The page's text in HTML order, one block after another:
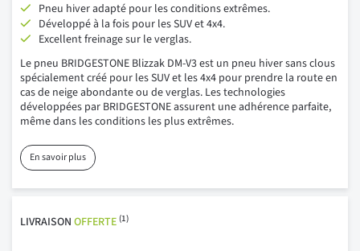
Pneu hiver adapté pour les conditions extrêmes.
Développé à la fois pour les SUV et 4x4.
Excellent freinage sur le verglas.
Le pneu BRIDGESTONE Blizzak DM-V3 est un pneu hiver sans clous
spécialement créé pour les SUV et les 4x4 pour prendre la route en
cas de neige abondante ou de verglas. Les technologies
développées par BRIDGESTONE assurent une adhérence parfaite,
même dans les conditions les plus extrêmes.
En savoir plus
LIVRAISON OFFERTE (1)